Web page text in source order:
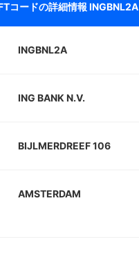
コードの詳細情報 INGBNL2A
INGBNL2A
ING BANK N.V.
BIJLMERDREEF 106
AMSTERDAM